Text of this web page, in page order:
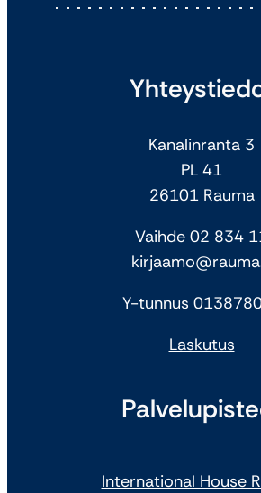
Kanalinranta 3
PL 41
26101 Rauma
Vaihde 02 834
Y-tunnus
Laskutus
International House